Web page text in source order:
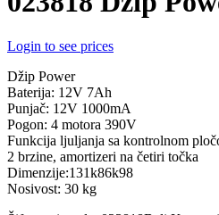
Login to see prices
Džip Power
Baterija: 12V 7Ah
Punjač: 12V 1000mA
Pogon: 4 motora 390V
Funkcija ljuljanja sa kontrolnom
2 brzine, amortizeri na četiri točka
Dimenzije:131k86k98
Nosivost: 30 kg